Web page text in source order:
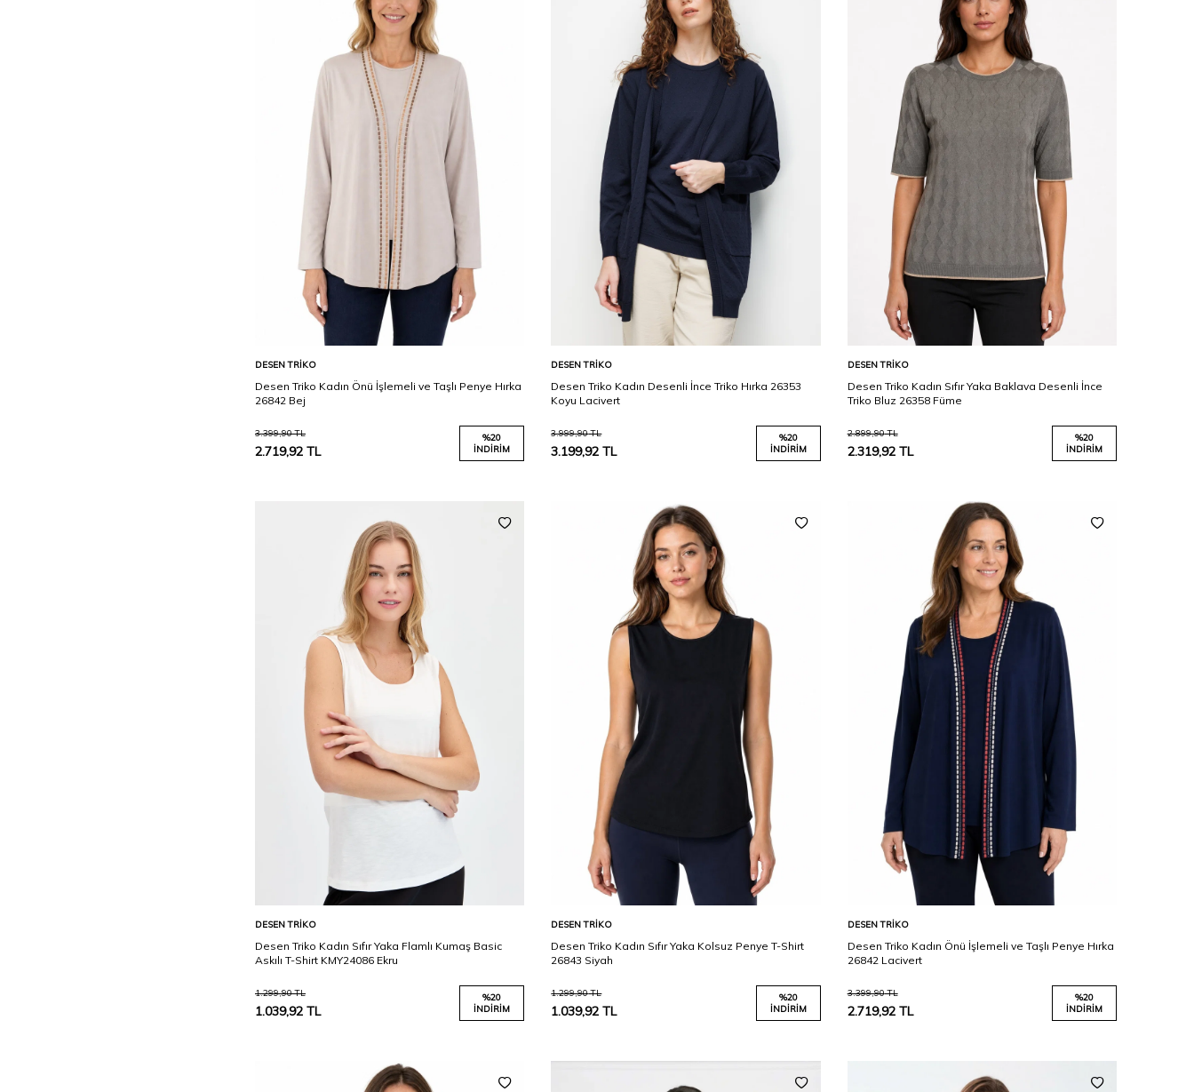
Sepete Ekle
DESEN TRIKO
Desen Triko Kadın Önü İşlemeli ve Taşlı Penye Hırka
26842 Bej
3.399,90TL
2.719,92 TL
%20
İNDIRIM
Sepete Ekle
DESEN TRIKO
Desen Triko Kadın Desenli İnce Triko Hırka 26353
Koyu Lacivert
3.999,90TL
3.199,92 TL
%20
İNDIRIM
Sepete Ekle
DESEN TRIKO
Desen Triko Kadın Sıfır Yaka Baklava Desenli İnce
Triko Bluz 26358 Füme
2.899,90TL
2.319,92TL
%20
İNDIRIM
Sepete Ekle
DESEN TRIKO
Desen Triko Kadın Sıfır Yaka Flamlı Kumaş Basic
Askılı T-Shirt KMY24086 Ekru
1.299,90TL
1.039,92 TL
%20
İNDIRIM
Sepete Ekle
DESEN TRIKO
Desen Triko Kadın Sıfır Yaka Kolsuz Penye T-Shirt
26843 Siyah
1.299,90TL
1.039,92 TL
%20
İNDIRIM
Sepete Ekle
DESEN TRIKO
Desen Triko Kadın Önü İşlemeli ve Taşlı Penye Hırka
26842 Lacivert
3.399,90TL
2.719,92TL
%20
İNDIRIM